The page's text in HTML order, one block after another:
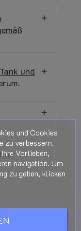
und
und Cookies
zu verbessern.
Vorlieben,
navigation. Um
zu geben, klicken